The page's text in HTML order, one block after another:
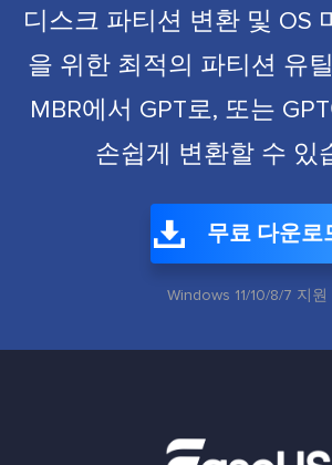
디스크 파티션 변환 및 OS
을 위한 최적의 파티션 유
MBR에서 GPT로, 또는
손쉽게 변환할 수 있
무료 다운로
Windows 11/10/8/7 지원